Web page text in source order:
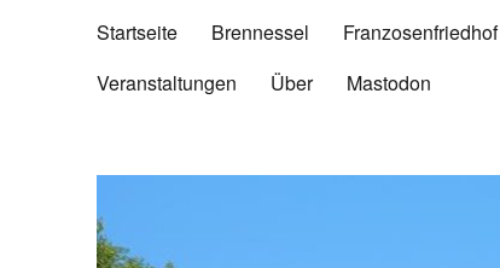
Startseite Brennessel Franzosenfriedhof
Veranstaltungen
Über Mastodon